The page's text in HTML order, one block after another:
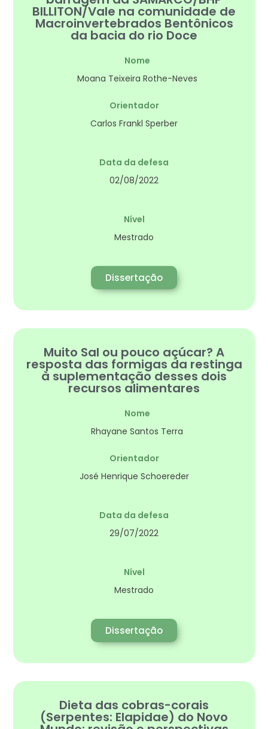
BILLITON/Vale na comunidade de
Macroinvertebrados Bentônicos
da bacia do rio Doce
Nome
Moana Teixeira Rothe-Neves
Orientador
Carlos Frankl Sperber
Data da defesa
02/08/2022
Nível
Mestrado
Dissertação
Muito Sal ou pouco açúcar? A
resposta das formigas da restinga
à suplementação desses dois
recursos alimentares
Nome
Rhayane Santos Terra
Orientador
José Henrique Schoereder
Data da defesa
29/07/2022
Nível
Mestrado
Dissertação
Dieta das cobras-corais
(Serpentes: Elapidae) do Novo